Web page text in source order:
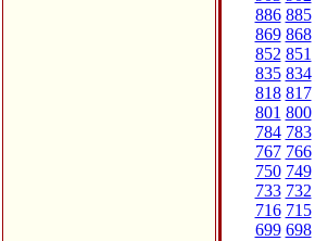
886 885
869 868
852 851
835 834
818 817
801 800
784 783
767 766
750 749
733 732
716 715
699 698